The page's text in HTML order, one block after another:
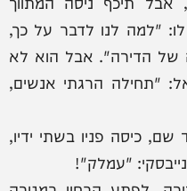
"למה לנו לדבר על כך,
של הדירה". אבל הוא לא
"תחילה הרגתי אנשים,
כיסה פניו בשתי ידיו,
"עמלק"!